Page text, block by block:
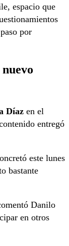
, espacio que
por
Díaz en el
entregó
este lunes
bastante
Danilo
en otros